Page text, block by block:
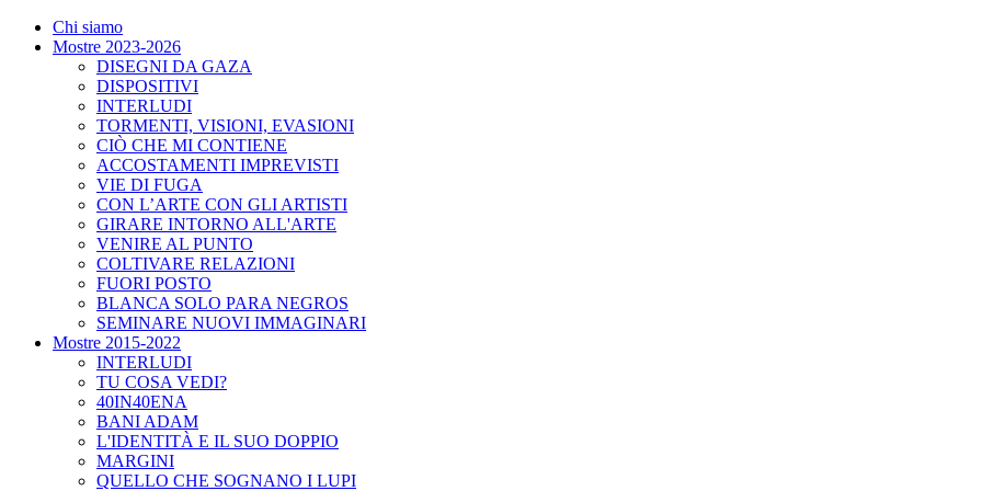
Chi siamo
Mostre 2023-2026
DISEGNI DA GAZA
DISPOSITIVI
INTERLUDI
TORMENTI, VISIONI, EVASIONI
CIÒ CHE MI CONTIENE
ACCOSTAMENTI IMPREVISTI
VIE DI FUGA
CON L’ARTE CON GLI ARTISTI
GIRARE INTORNO ALL'ARTE
VENIRE AL PUNTO
COLTIVARE RELAZIONI
FUORI POSTO
BLANCA SOLO PARA NEGROS
SEMINARE NUOVI IMMAGINARI
Mostre 2015-2022
INTERLUDI
TU COSA VEDI?
40IN40ENA
BANI ADAM
L'IDENTITÀ E IL SUO DOPPIO
MARGINI
QUELLO CHE SOGNANO I LUPI